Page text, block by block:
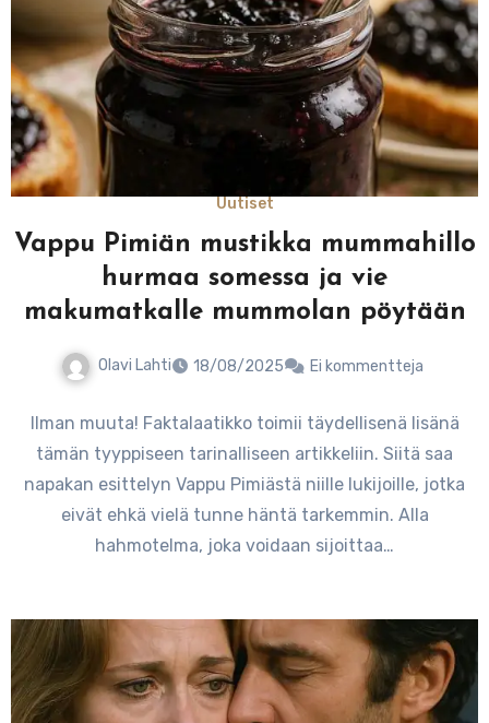
Uutiset
Vappu Pimiän mustikka mummahillo
hurmaa somessa ja vie
makumatkalle mummolan pöytään
Olavi Lahti 18/08/2025 Ei kommentteja
Ilman muuta! Faktalaatikko toimii täydellisenä lisänä
tämän tyyppiseen tarinalliseen artikkeliin. Siitä saa
napakan esittelyn Vappu Pimiästä niille lukijoille, jotka
eivät ehkä vielä tunne häntä tarkemmin. Alla
hahmotelma, joka voidaan sijoittaa…